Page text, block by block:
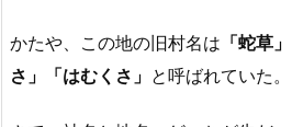
かたや、この地の旧村名は 「蛇草」
さ」「はむくさ」 と呼ばれていた。